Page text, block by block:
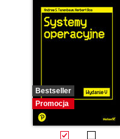
Bestseller
Promocja